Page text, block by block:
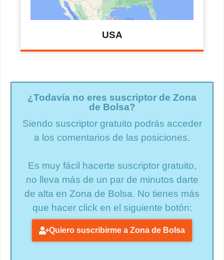
USA
¿Todavía no eres suscriptor de Zona
de Bolsa?
Siendo suscriptor gratuito podrás acceder
a los comentarios de las posiciones.
Es muy fácil hacerte suscriptor gratuito,
no lleva más de un par de minutos darte
de alta en Zona de Bolsa. No tienes más
que hacer click en el siguiente botón:
Quiero suscribirme a Zona de Bolsa